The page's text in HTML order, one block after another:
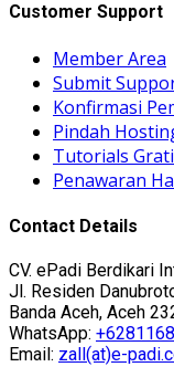
Customer Support
Member Area
Submit
Konfirmasi
Pindah
Tutorials
Penawaran
Contact Details
CV. ePadi Berdikari
Jl. Residen
Banda Aceh, Aceh
WhatsApp:
Email: zall(at)e-